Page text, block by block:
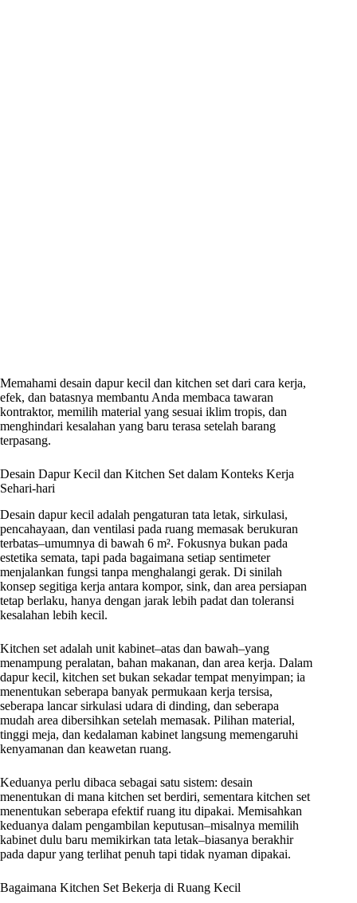
Memahami desain dapur kecil dan kitchen set dari cara kerja,
efek, dan batasnya membantu Anda membaca tawaran
kontraktor, memilih material yang sesuai iklim tropis, dan
menghindari kesalahan yang baru terasa setelah barang
terpasang.
Desain Dapur Kecil dan Kitchen Set dalam Konteks Kerja
Sehari-hari
Desain dapur kecil adalah pengaturan tata letak, sirkulasi,
pencahayaan, dan ventilasi pada ruang memasak berukuran
terbatas–umumnya di bawah 6 m². Fokusnya bukan pada
estetika semata, tapi pada bagaimana setiap sentimeter
menjalankan fungsi tanpa menghalangi gerak. Di sinilah
konsep segitiga kerja antara kompor, sink, dan area persiapan
tetap berlaku, hanya dengan jarak lebih padat dan toleransi
kesalahan lebih kecil.
Kitchen set adalah unit kabinet–atas dan bawah–yang
menampung peralatan, bahan makanan, dan area kerja. Dalam
dapur kecil, kitchen set bukan sekadar tempat menyimpan; ia
menentukan seberapa banyak permukaan kerja tersisa,
seberapa lancar sirkulasi udara di dinding, dan seberapa
mudah area dibersihkan setelah memasak. Pilihan material,
tinggi meja, dan kedalaman kabinet langsung memengaruhi
kenyamanan dan keawetan ruang.
Keduanya perlu dibaca sebagai satu sistem: desain
menentukan di mana kitchen set berdiri, sementara kitchen set
menentukan seberapa efektif ruang itu dipakai. Memisahkan
keduanya dalam pengambilan keputusan–misalnya memilih
kabinet dulu baru memikirkan tata letak–biasanya berakhir
pada dapur yang terlihat penuh tapi tidak nyaman dipakai.
Bagaimana Kitchen Set Bekerja di Ruang Kecil